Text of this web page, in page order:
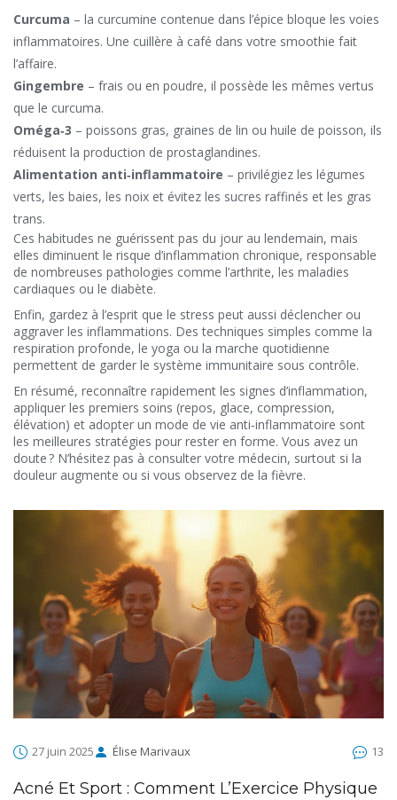
Curcuma – la curcumine contenue dans l’épice bloque les voies
inflammatoires. Une cuillère à café dans votre smoothie fait
l’affaire.
Gingembre – frais ou en poudre, il possède les mêmes vertus
que le curcuma.
Oméga‑3 – poissons gras, graines de lin ou huile de poisson, ils
réduisent la production de prostaglandines.
Alimentation anti‑inflammatoire – privilégiez les légumes
verts, les baies, les noix et évitez les sucres raffinés et les gras
trans.
Ces habitudes ne guérissent pas du jour au lendemain, mais
elles diminuent le risque d’inflammation chronique, responsable
de nombreuses pathologies comme l’arthrite, les maladies
cardiaques ou le diabète.
Enfin, gardez à l’esprit que le stress peut aussi déclencher ou
aggraver les inflammations. Des techniques simples comme la
respiration profonde, le yoga ou la marche quotidienne
permettent de garder le système immunitaire sous contrôle.
En résumé, reconnaître rapidement les signes d’inflammation,
appliquer les premiers soins (repos, glace, compression,
élévation) et adopter un mode de vie anti‑inflammatoire sont
les meilleures stratégies pour rester en forme. Vous avez un
doute ? N’hésitez pas à consulter votre médecin, surtout si la
douleur augmente ou si vous observez de la fièvre.
27 juin 2025 Élise Marivaux 13
Acné Et Sport : Comment L’Exercice Physique